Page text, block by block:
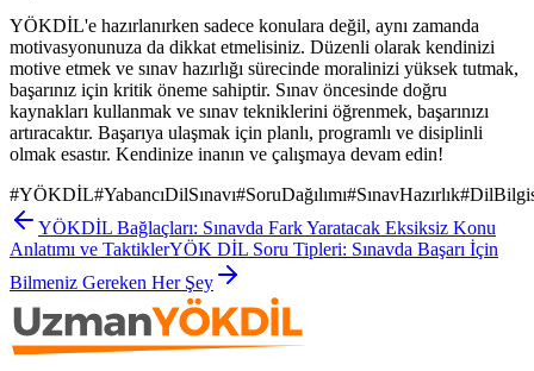
YÖKDİL'e hazırlanırken sadece konulara değil, aynı zamanda
motivasyonunuza da dikkat etmelisiniz. Düzenli olarak kendinizi
motive etmek ve sınav hazırlığı sürecinde moralinizi yüksek tutmak,
başarınız için kritik öneme sahiptir. Sınav öncesinde doğru
kaynakları kullanmak ve sınav tekniklerini öğrenmek, başarınızı
artıracaktır. Başarıya ulaşmak için planlı, programlı ve disiplinli
olmak esastır. Kendinize inanın ve çalışmaya devam edin!
#YÖKDİL#YabancıDilSınavı#SoruDağılımı#SınavHazırlık#
YÖKDİL Bağlaçları: Sınavda Fark Yaratacak Eksiksiz Konu
Anlatımı ve TaktiklerYÖK DİL Soru Tipleri: Sınavda Başarı İçin
Bilmeniz Gereken Her Şey